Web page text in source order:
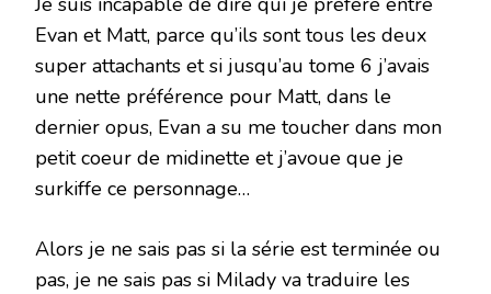
Evan et Matt, parce qu’ils sont tous les deux
super attachants et si jusqu’au tome 6 j’avais
une nette préférence pour Matt, dans le
dernier opus, Evan a su me toucher dans mon
petit coeur de midinette et j’avoue que je
surkiffe ce personnage…
Alors je ne sais pas si la série est terminée ou
pas, je ne sais pas si Milady va traduire les